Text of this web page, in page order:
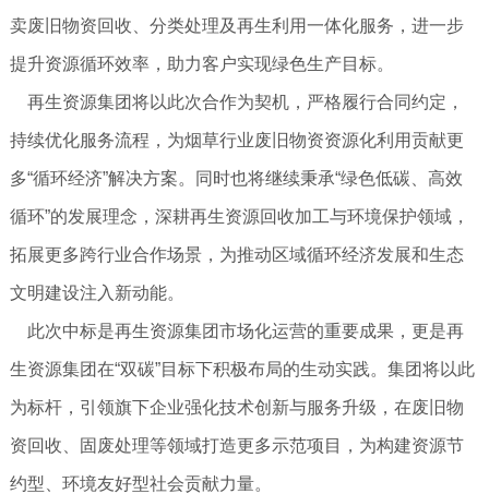
卖废旧物资回收、分类处理及再生利用一体化服务，进一步
提升资源循环效率，助力客户实现绿色生产目标。
再生资源集团将以此次合作为契机，严格履行合同约定，
持续优化服务流程，为烟草行业废旧物资资源化利用贡献更
多“循环经济”解决方案。同时也将继续秉承“绿色低碳、高效
循环”的发展理念，深耕再生资源回收加工与环境保护领域，
拓展更多跨行业合作场景，为推动区域循环经济发展和生态
文明建设注入新动能。
此次中标是再生资源集团市场化运营的重要成果，更是再
生资源集团在“双碳”目标下积极布局的生动实践。集团将以此
为标杆，引领旗下企业强化技术创新与服务升级，在废旧物
资回收、固废处理等领域打造更多示范项目，为构建资源节
约型、环境友好型社会贡献力量。